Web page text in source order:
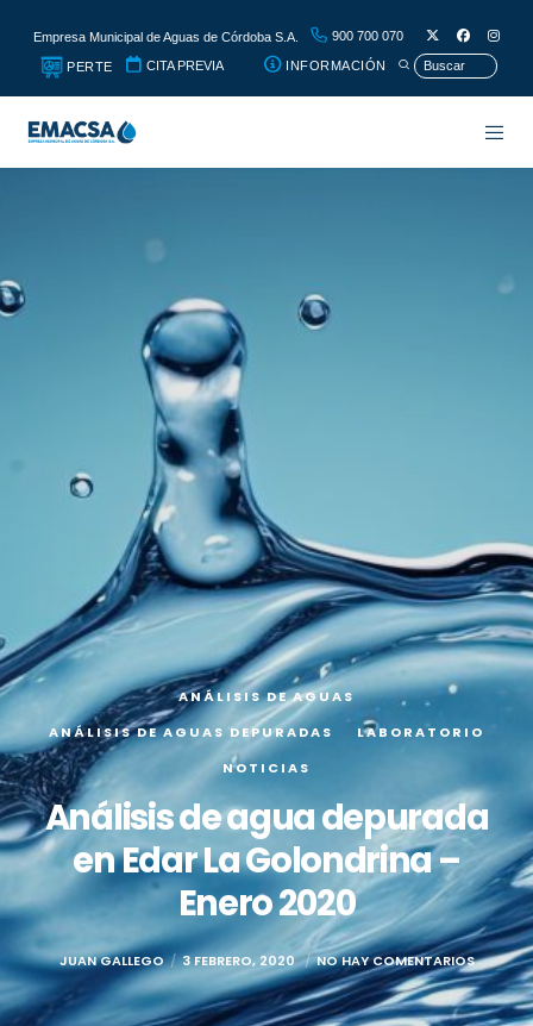
Empresa Municipal de Aguas de Córdoba S.A. 900 700 070
PERTE CITA PREVIA INFORMACIÓN
ANÁLISIS DE AGUAS
ANÁLISIS DE AGUAS DEPURADAS
LABORATORIO
NOTICIAS
Análisis de agua depurada
en Edar La Golondrina –
Enero 2020
JUAN GALLEGO 3 FEBRERO, 2020 NO HAY COMENTARIOS